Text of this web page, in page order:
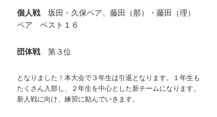
個人戦坂田・久保ペア、藤田（那）・藤田（理）
ペア ベスト１６
団体戦第３位
となりました！ 本大会で３年生は引退となります。１年生も
たくさん入部し、２年生を中心とした新チームになります。
新人戦に向け、練習に励んでいきます。